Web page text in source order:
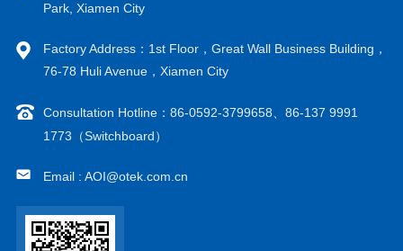
Park, Xiamen City
Factory Address：1st Floor，Great Wall Business Building，
76-78 Huli Avenue，Xiamen City
Consultation Hotline：86-0592-3799658、86-137 9991
1773（Switchboard）
Email : AOI@otek.com.cn